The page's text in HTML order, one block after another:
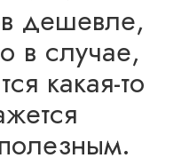
дешевле,
в случае,
какая-то